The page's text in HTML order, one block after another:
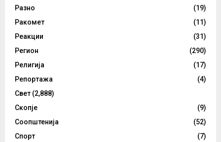
Разно
(19)
Ракомет
(11)
Реакции
(31)
Регион
(290)
Религија
(17)
Репортажа
(4)
Свет (2,888)
Скопје
(9)
Соопштенија
(52)
Спорт
(7)